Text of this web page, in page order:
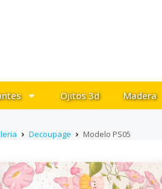
Ojitos 3d Madera
Decoupage Modelo PS05